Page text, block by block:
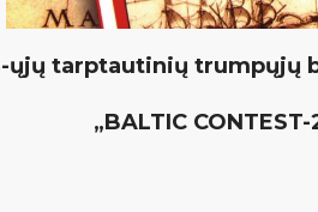
ųjų tarptautinių trumpųjų
„BALTIC